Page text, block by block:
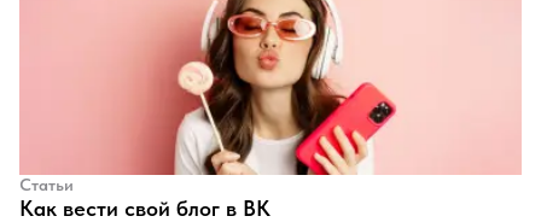
Статьи
​Как вести свой блог в ВК